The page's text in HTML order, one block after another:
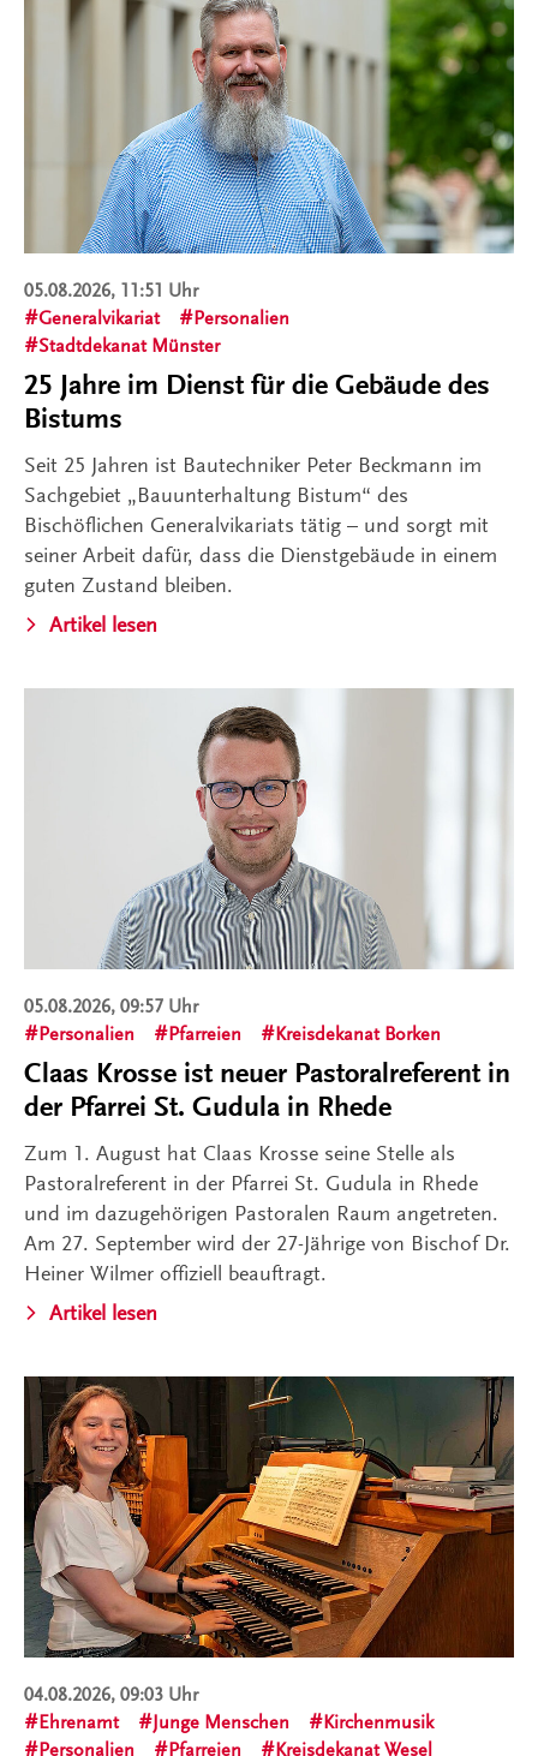
05.08.2026, 11:51 Uhr
Generalvikariat
Personalien
Stadtdekanat Münster
25 Jahre im Dienst für die Gebäude des
Bistums
Seit 25 Jahren ist Bautechniker Peter Beckmann im
Sachgebiet „Bauunterhaltung Bistum“ des
Bischöflichen Generalvikariats tätig – und sorgt mit
seiner Arbeit dafür, dass die Dienstgebäude in einem
guten Zustand bleiben.
Artikel lesen
05.08.2026, 09:57 Uhr
Personalien
Pfarreien Kreisdekanat Borken
Claas Krosse ist neuer Pastoralreferent in
der Pfarrei St. Gudula in Rhede
Zum 1. August hat Claas Krosse seine Stelle als
Pastoralreferent in der Pfarrei St. Gudula in Rhede
und im dazugehörigen Pastoralen Raum angetreten.
Am 27. September wird der 27-Jährige von Bischof Dr.
Heiner Wilmer offiziell beauftragt.
Artikel lesen
04.08.2026, 09:03 Uhr
Ehrenamt
Junge Menschen
Kirchenmusik
Personalien
Pfarreien Kreisdekanat Wesel